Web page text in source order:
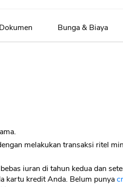
Dokumen Bunga & Biaya
melakukan transaksi ritel
iuran di tahun kedua dan
kartu kredit Anda. Belum punya